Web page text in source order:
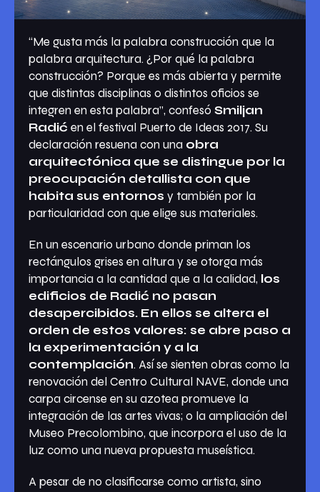
“Me gusta más la palabra construcción que la
palabra arquitectura. ¿Por qué la palabra
construcción? Porque es más abierta y permite
que distintas disciplinas o distintos oficios se
integren en esta palabra”, confesó Smiljan
Radić en el festival Puerto de Ideas 2017. Su
declaración resuena con una obra
arquitectónica que se distingue por la
preocupación detallista con que
habita sus entornos y también por la
particularidad con que elige sus materiales.
En un escenario urbano donde priman los
rectángulos grises en altura y se otorga más
importancia a la cantidad que a la calidad, los
edificios de Radić no pasan
desapercibidos. En ellos se altera el
orden de estos valores: se abre paso a
la experimentación y a la
contemplación. Así se sienten obras como la
renovación del Centro Cultural NAVE, donde una
carpa circense en su azotea promueve la
integración de las artes vivas; o la ampliación del
Museo Precolombino, que incorpora el uso de la
luz como una nueva propuesta museística.
A pesar de no clasificarse como artista, sino